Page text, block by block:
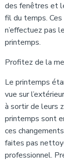
des fenêtres et
fil du temps.
n’effectuez pas
printemps.
Profitez de la
Le printemps
vue sur
à sortir de leurs
printemps sont
ces
faites pas
professionnel.